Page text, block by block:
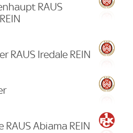
RAUS
RAUS Iredale REIN
RAUS Abiama REIN